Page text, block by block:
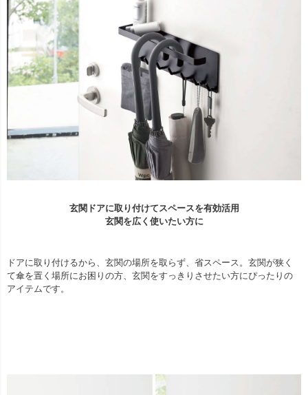
玄関ドアに取り付けてスペースを有効活用
玄関を広く使いたい方に
ドアに取り付けるから、玄関の場所を取らず、省スペース。玄関が狭く
て傘を置く場所にお困りの方、玄関をすっきりさせたい方にぴったりの
アイテムです。